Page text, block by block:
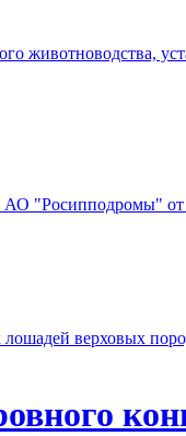
животноводства,
АО "Росипподромы" от
верховых